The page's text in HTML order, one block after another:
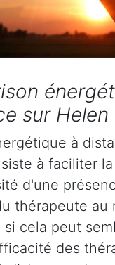
sur Helen
à
à faciliter
d'une
thérapeute au
cela peut
des